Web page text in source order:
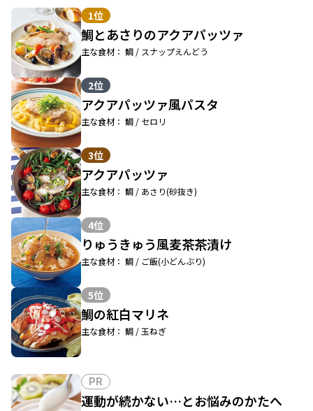
1位
鯛とあさりのアクアパッツァ
主な食材： 鯛 / スナップえんどう
2位
アクアパッツァ風パスタ
主な食材： 鯛 / セロリ
3位
アクアパッツァ
主な食材： 鯛 / あさり(砂抜き)
4位
りゅうきゅう風麦茶茶漬け
主な食材： 鯛 / ご飯(小どんぶり)
5位
鯛の紅白マリネ
主な食材： 鯛 / 玉ねぎ
PR
運動が続かない…とお悩みのかたへ